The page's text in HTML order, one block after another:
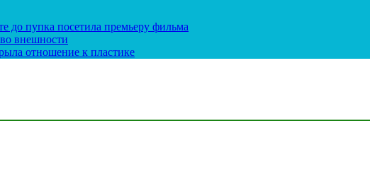
до пупка посетила премьеру фильма
внешности
отношение к пластике